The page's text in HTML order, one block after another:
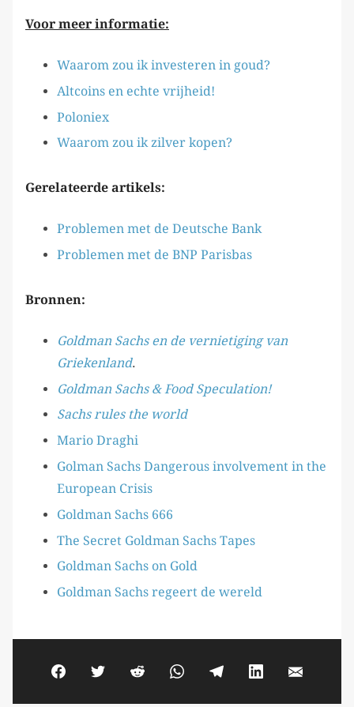
Voor meer informatie:
Waarom zou ik investeren in goud?
Altcoins en echte vrijheid!
Poloniex
Waarom zou ik zilver kopen?
Gerelateerde artikels:
Problemen met de Deutsche Bank
Problemen met de BNP Parisbas
Bronnen:
Goldman Sachs en de vernietiging van
Griekenland.
Goldman Sachs & Food Speculation!
Sachs rules the world
Mario Draghi
Golman Sachs Dangerous involvement in the
European Crisis
Goldman Sachs 666
The Secret Goldman Sachs Tapes
Goldman Sachs on Gold
Goldman Sachs regeert de wereld